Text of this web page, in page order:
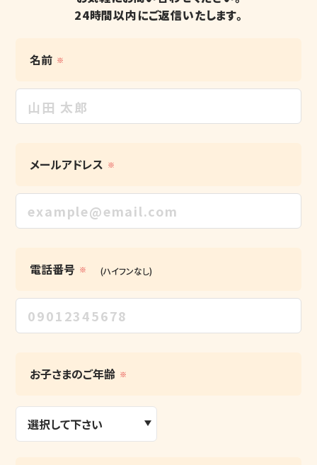
24時間以内にご返信いたします。
名前 ※
メールアドレス ※
電話番号 (ハイフンなし)
※
お子さまのご年齢 ※